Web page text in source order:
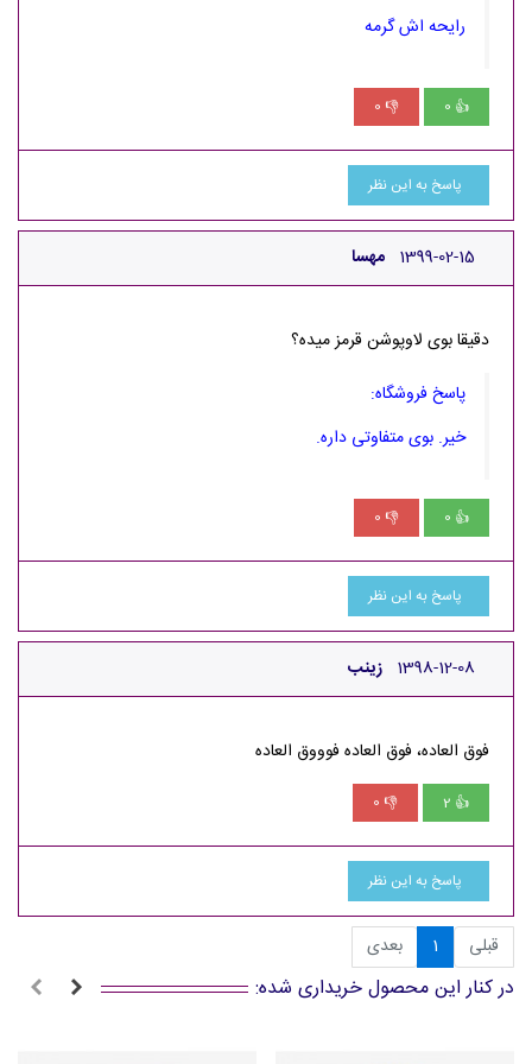
رایحه اش گرمه
👍
0
👎
0
پاسخ به این نظر
مهسا 1399-02-15
دقیقا بوی لاوپوشن قرمز میده؟
پاسخ فروشگاه:
خیر. بوی متفاوتی داره.
👍
0
👎
0
پاسخ به این نظر
زینب 1398-12-08
فوق العاده، فوق العاده فوووق العاده
👍
2
👎
0
پاسخ به این نظر
قبلی 1 بعدی
در کنار این محصول خریداری شده: